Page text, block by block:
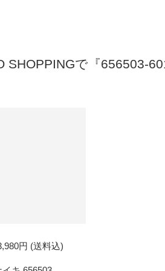
SHOPPINGで『656503-
円 (送料込)